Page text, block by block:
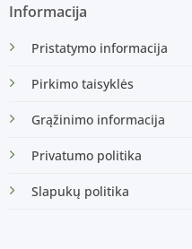
Informacija
Pristatymo informacija
Pirkimo taisyklės
Grąžinimo informacija
Privatumo politika
Slapukų politika